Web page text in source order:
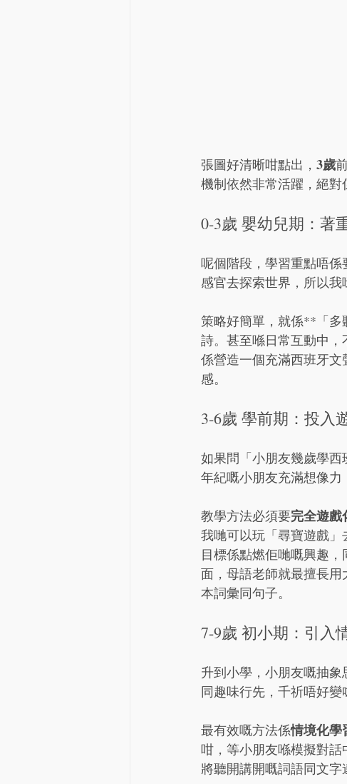
張圖好清晰咁點出， 3歲
機制依然非常活躍，絕對
0-3歲 嬰幼兒期：著
呢個階段，學習重點唔
感官去探索世界，所以我
策略好簡單，就係**「多
詩。甚至喺日常互動中，
係營造一個充滿西班牙
感。
3-6歲 學前期：投入
如果問「小朋友幾歲學
年紀嘅小朋友充滿想像力
教學方法必須要完全遊戲
我哋可以玩「尋寶遊戲
目標係點燃佢哋嘅興趣
面，母語老師就最擅長
本詞彙同句子。
7-9歲 初小期：引入
升到小學，小朋友嘅抽
同趣味行先，千祈唔好變
最有效嘅方法係情境化學
咁，等小朋友喺模擬對話
將聽開講開嘅詞語同文字